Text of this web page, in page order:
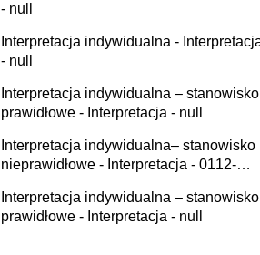
- null
Interpretacja indywidualna - Interpretacja
- null
Interpretacja indywidualna – stanowisko
prawidłowe - Interpretacja - null
Interpretacja indywidualna– stanowisko
nieprawidłowe - Interpretacja - 0112-
Interpretacja indywidualna – stanowisko
prawidłowe - Interpretacja - null